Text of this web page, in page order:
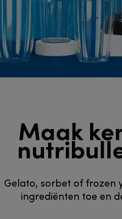
Maak
Gelato, sorbet of frozen
ingrediënten toe en